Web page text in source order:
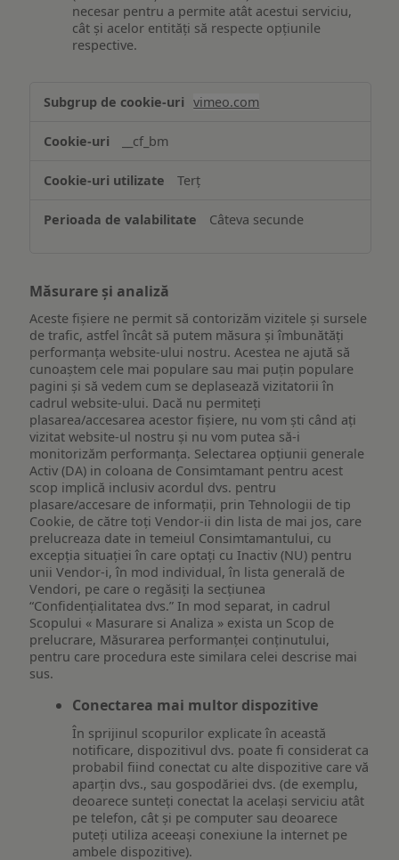
necesar pentru a permite atât acestui serviciu,
cât și acelor entități să respecte opțiunile
respective.
Asigurarea
funcționalităților
website-
ului
vimeo.com
__cf_bm
Terț
Câteva secunde
Măsurare și analiză
Aceste fișiere ne permit să contorizăm vizitele și sursele
de trafic, astfel încât să putem măsura și îmbunătăți
performanța website-ului nostru. Acestea ne ajută să
cunoaștem cele mai populare sau mai puțin populare
pagini și să vedem cum se deplasează vizitatorii în
cadrul website-ului. Dacă nu permiteți
plasarea/accesarea acestor fișiere, nu vom ști când ați
vizitat website-ul nostru și nu vom putea să-i
monitorizăm performanța. Selectarea opțiunii generale
Activ (DA) in coloana de Consimtamant pentru acest
scop implică inclusiv acordul dvs. pentru
plasare/accesare de informații, prin Tehnologii de tip
Cookie, de către toți Vendor-ii din lista de mai jos, care
prelucreaza date in temeiul Consimtamantului, cu
excepția situației în care optați cu Inactiv (NU) pentru
unii Vendor-i, în mod individual, în lista generală de
Vendori, pe care o regăsiți la secțiunea
“Confidențialitatea dvs.” In mod separat, in cadrul
Scopului « Masurare si Analiza » exista un Scop de
prelucrare, Măsurarea performanței conținutului,
pentru care procedura este similara celei descrise mai
sus.
Conectarea mai multor dispozitive
În sprijinul scopurilor explicate în această
notificare, dispozitivul dvs. poate fi considerat ca
probabil fiind conectat cu alte dispozitive care vă
aparțin dvs., sau gospodăriei dvs. (de exemplu,
deoarece sunteți conectat la același serviciu atât
pe telefon, cât și pe computer sau deoarece
puteți utiliza aceeași conexiune la internet pe
ambele dispozitive).